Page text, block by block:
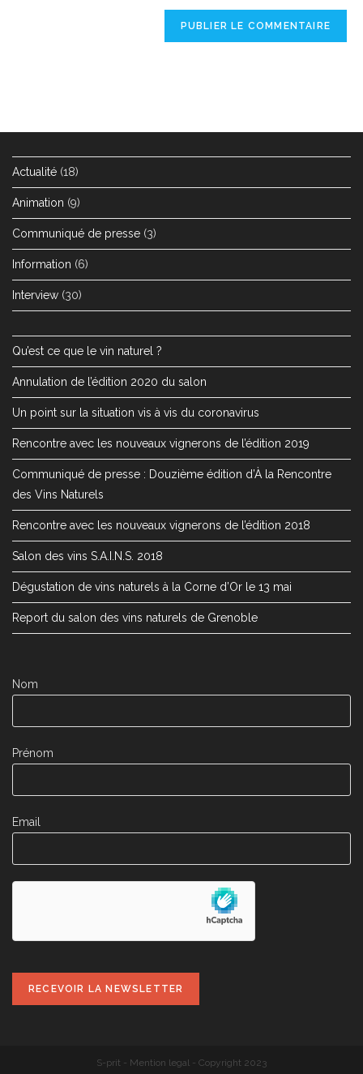
Actualité (18)
Animation (9)
Communiqué de presse (3)
Information (6)
Interview (30)
Qu’est ce que le vin naturel ?
Annulation de l’édition 2020 du salon
Un point sur la situation vis à vis du coronavirus
Rencontre avec les nouveaux vignerons de l’édition 2019
Communiqué de presse : Douzième édition d’À la Rencontre
des Vins Naturels
Rencontre avec les nouveaux vignerons de l’édition 2018
Salon des vins S.A.I.N.S. 2018
Dégustation de vins naturels à la Corne d’Or le 13 mai
Report du salon des vins naturels de Grenoble
Nom
Prénom
Email
S-prit - Mention legal - Copyright 2023